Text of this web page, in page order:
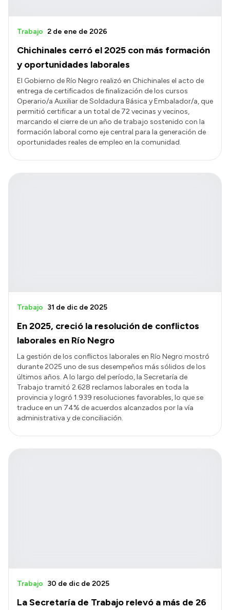
Chichinales cerró el 2025 con más formación
y oportunidades laborales
Trabajo 2 de ene de 2026
El Gobierno de Río Negro realizó en Chichinales el acto de
entrega de certificados de finalización de los cursos
Operario/a Auxiliar de Soldadura Básica y Embalador/a, que
permitió certificar a un total de 72 vecinas y vecinos,
marcando el cierre de un año de trabajo sostenido con la
formación laboral como eje central para la generación de
oportunidades reales de empleo en la comunidad.
En 2025, creció la resolución de conflictos
laborales en Río Negro
Trabajo 31 de dic de 2025
La gestión de los conflictos laborales en Río Negro mostró
durante 2025 uno de sus desempeños más sólidos de los
últimos años. A lo largo del período, la Secretaría de
Trabajo tramitó 2.628 reclamos laborales en toda la
provincia y logró 1.939 resoluciones favorables, lo que se
traduce en un 74% de acuerdos alcanzados por la vía
administrativa y de conciliación.
La Secretaría de Trabajo relevó a más de 26
Trabajo 30 de dic de 2025